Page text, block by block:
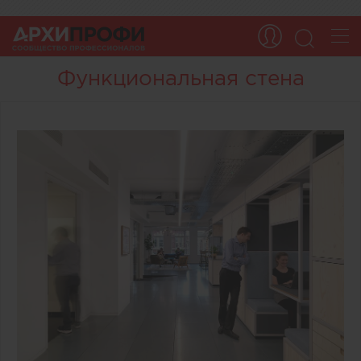
Функциональная стена